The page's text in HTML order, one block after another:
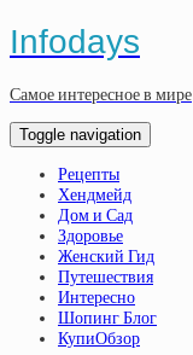
Infodays
Самое интересное в мире
Toggle navigation
Рецепты
Хендмейд
Дом и Сад
Здоровье
Женский Гид
Путешествия
Интересно
Шопинг Блог
КупиОбзор